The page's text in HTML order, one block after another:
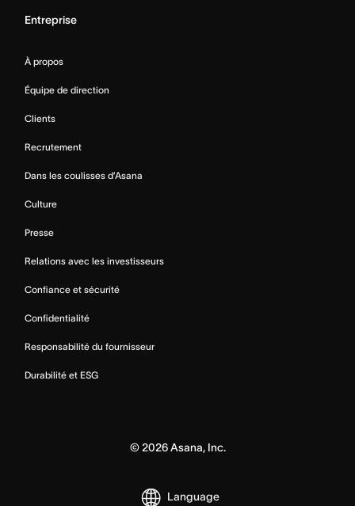
Entreprise
À propos
Équipe de direction
Clients
Recrutement
Dans les coulisses d’Asana
Culture
Presse
Relations avec les investisseurs
Confiance et sécurité
Confidentialité
Responsabilité du fournisseur
Durabilité et ESG
© 2026Asana, Inc.
Language